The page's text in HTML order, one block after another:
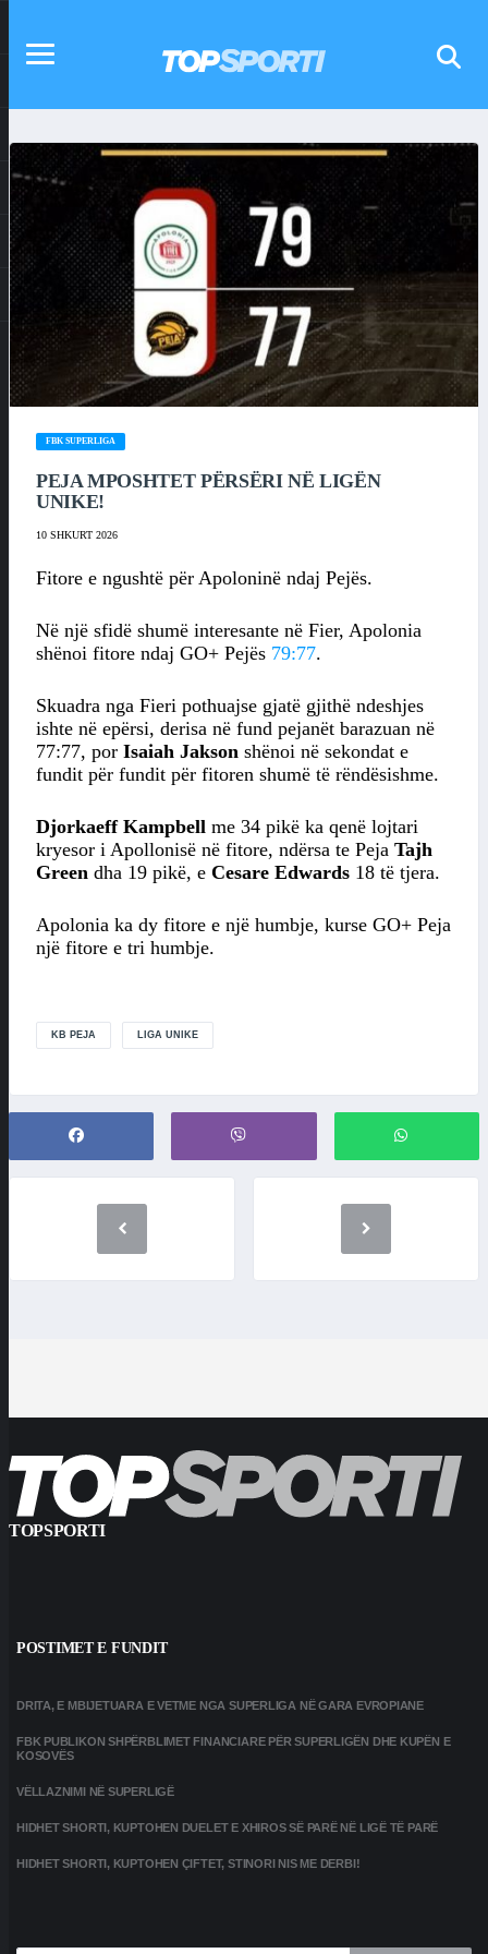
FBK SUPERLIGA
PEJA MPOSHTET PËRSËRI NË LIGËN
UNIKE!
10 SHKURT 2026
Fitore e ngushtë për Apoloninë ndaj Pejës.
Në një sfidë shumë interesante në Fier, Apolonia
shënoi fitore ndaj GO+ Pejës 79:77.
Skuadra nga Fieri pothuajse gjatë gjithë ndeshjes
ishte në epërsi, derisa në fund pejanët barazuan në
77:77, por Isaiah Jakson shënoi në sekondat e
fundit për fundit për fitoren shumë të rëndësishme.
Djorkaeff Kampbell me 34 pikë ka qenë lojtari
kryesor i Apollonisë në fitore, ndërsa te Peja Tajh
Green dha 19 pikë, e Cesare Edwards 18 të tjera.
Apolonia ka dy fitore e një humbje, kurse GO+ Peja
një fitore e tri humbje.
KB PEJA LIGA UNIKE
TOPSPORTI
POSTIMET E FUNDIT
DRITA, E MBIJETUARA E VETME NGA SUPERLIGA NË GARA EVROPIANE
FBK PUBLIKON SHPËRBLIMET FINANCIARE PËR SUPERLIGËN DHE KUPËN E
KOSOVËS
VËLLAZNIMI NË SUPERLIGË
HIDHET SHORTI, KUPTOHEN DUELET E XHIROS SË PARË NË LIGË TË PARË
HIDHET SHORTI, KUPTOHEN ÇIFTET, STINORI NIS ME DERBI!